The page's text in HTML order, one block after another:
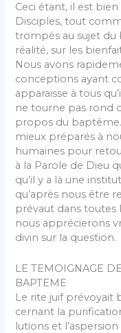
Ceci étant, il est
Disciples, tout
trom­pés au sujet du
réalité, sur les
Nous avons
conceptions ayant
apparaisse à tous
ne tourne pas rond
propos du
mieux préparés à
humaines pour
à la Parole de Dieu
qu’il y a là une
qu’après nous être
prévaut dans toutes
nous apprécierons
divin sur la question.
LE TEMOIGNAGE
BAPTEME
Le rite juif prévoyait
cernant la
lutions et